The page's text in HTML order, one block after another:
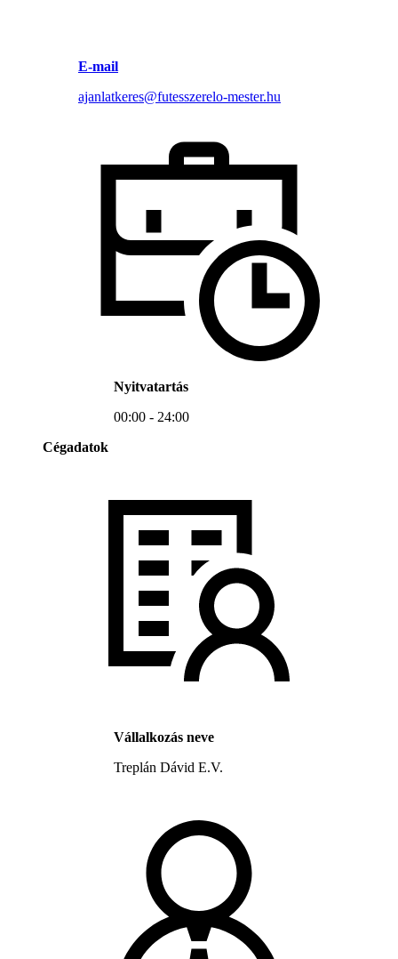
E-mail
ajanlatkeres@futesszerelo-mester.hu
Nyitvatartás
00:00 - 24:00
Cégadatok
Vállalkozás neve
Treplán Dávid E.V.